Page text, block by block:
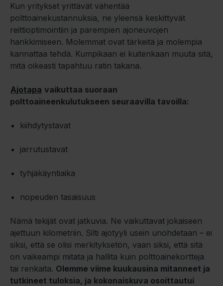
Kun yritykset yrittävät vähentää
polttoainekustannuksia, ne yleensä keskittyvät
reittioptimointiin ja parempien ajoneuvojen
hankkimiseen. Molemmat ovat tärkeitä ja molempia
kannattaa tehdä. Kumpikaan ei kuitenkaan muuta sitä,
mitä oikeasti tapahtuu ratin takana.
Ajotapa vaikuttaa suoraan
polttoaineenkulutukseen seuraavilla tavoilla:
kiihdytystavat
jarrutustavat
tyhjäkäyntiaika
nopeuden tasaisuus
Nämä tekijät ovat jatkuvia. Ne vaikuttavat jokaiseen
ajettuun kilometriin. Silti ajotyyli usein unohdetaan – ei
siksi, että se olisi merkityksetön, vaan siksi, että sitä
on vaikeampi mitata ja hallita kuin polttoainekortteja
tai renkaita. Olemme viime kuukausina mitanneet ja
tutkineet tuloksia, ja kokonaiskuva osoittautui